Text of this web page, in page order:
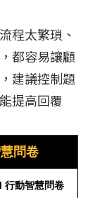
程太繁瑣、
都容易讓顧
建議控制題
提高回覆
問卷
行動智慧問卷